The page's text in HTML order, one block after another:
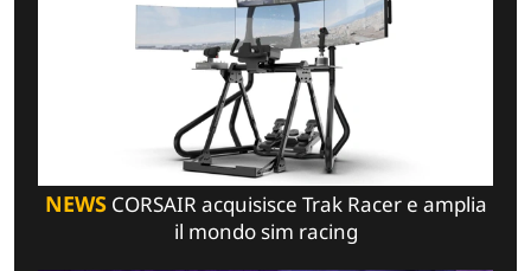
NEWSCORSAIR acquisisce Trak Racer e amplia
il mondo sim racing